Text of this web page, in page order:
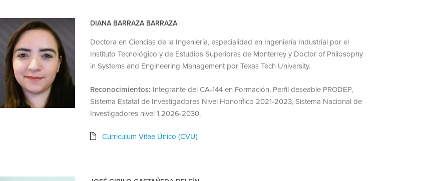
DIANA BARRAZA BARRAZA
Doctora en Ciencias de la Ingeniería, especialidad en Ingeniería Industrial por el
Instituto Tecnológico y de Estudios Superiores de Monterrey y Doctor of Philosophy
in Systems and Engineering Management por Texas Tech University.
Reconocimientos: Integrante del CA-144 en Formación, Perfil deseable PRODEP,
Sistema Estatal de Investigadores Nivel Honorífico 2021-2023, Sistema Nacional de
Investigadores nivel 1 2026-2030.
Curriculum Vitae Único (CVU)